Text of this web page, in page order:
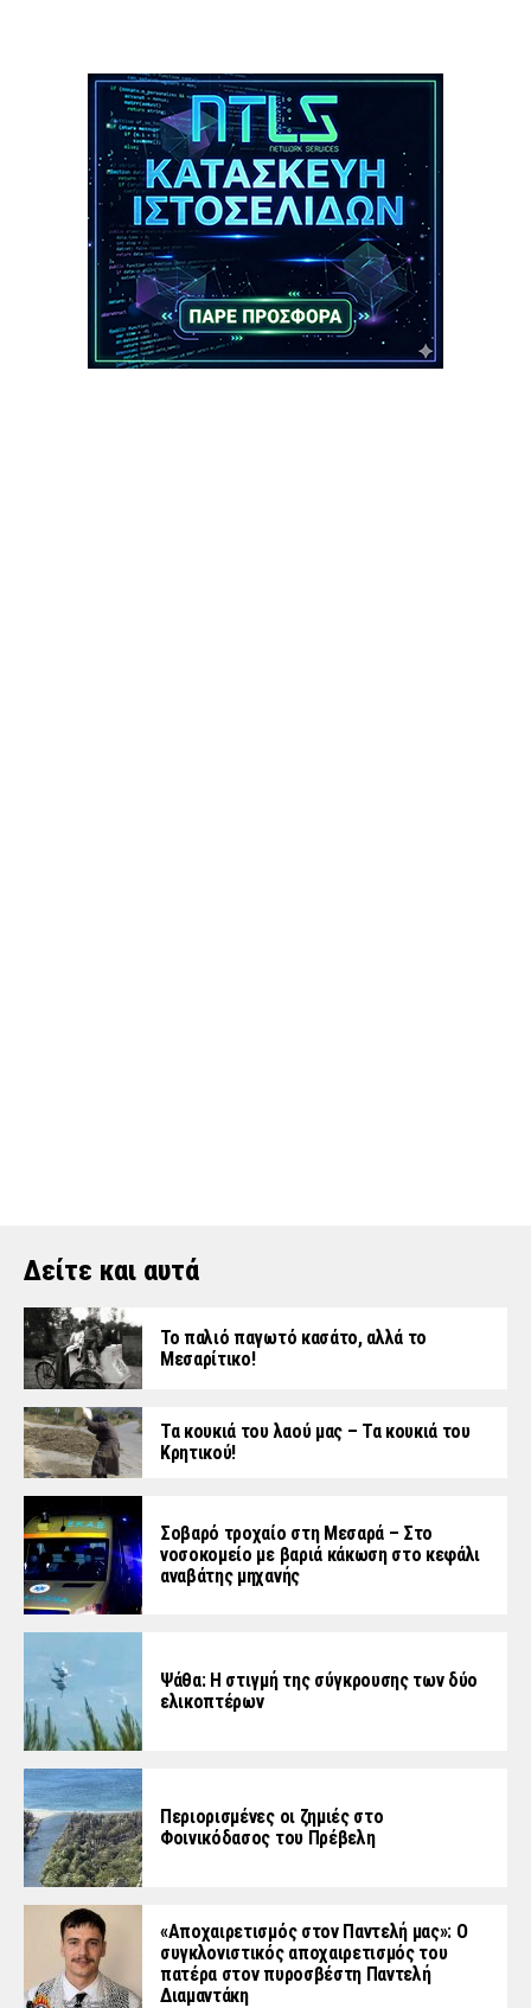
Δείτε και αυτά
Το παλιό παγωτό κασάτο, αλλά το
Μεσαρίτικο!
Τα κουκιά του λαού μας – Τα κουκιά του
Κρητικού!
Σοβαρό τροχαίο στη Μεσαρά – Στο
νοσοκομείο με βαριά κάκωση στο κεφάλι
αναβάτης μηχανής
Ψάθα: Η στιγμή της σύγκρουσης των δύο
ελικοπτέρων
Περιορισμένες οι ζημιές στο
Φοινικόδασος του Πρέβελη
«Aποχαιρετισμός στον Παντελή μας»: Ο
συγκλονιστικός αποχαιρετισμός του
πατέρα στον πυροσβέστη Παντελή
Διαμαντάκη